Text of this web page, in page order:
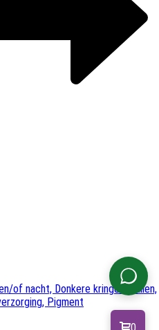
0
of nacht, Donkere kringen/wallen,
Pigment